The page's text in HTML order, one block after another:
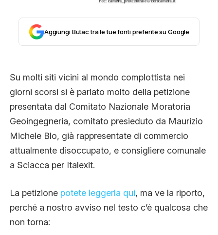
EVERGREEN
TRUFFE E SOCIAL NETWORK
CLIMA ED ENERGIA
CHI SIAMO
Aggiungi Butac tra le tue fonti preferite su Google
Su molti siti vicini al mondo complottista nei
giorni scorsi si è parlato molto della petizione
presentata dal Comitato Nazionale Moratoria
Geoingegneria, comitato presieduto da Maurizio
Michele Blo, già rappresentate di commercio
attualmente disoccupato, e consigliere comunale
a Sciacca per Italexit.
La petizione potete leggerla qui, ma ve la riporto,
perché a nostro avviso nel testo c’è qualcosa che
non torna: